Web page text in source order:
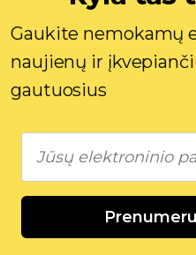
Gaukite nemokamų
naujienų ir
gautuosius